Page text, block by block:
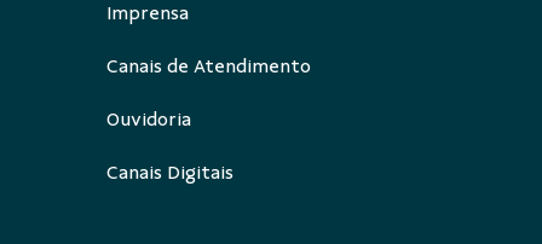
Imprensa
Canais de Atendimento
Ouvidoria
Canais Digitais